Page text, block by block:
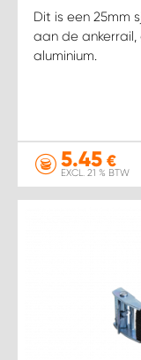
Dit is een 25mm
aan de
aluminium.
5.45 €
EXCL. 21 % BTW
WORK SYSTEM
WORK SYSTEM